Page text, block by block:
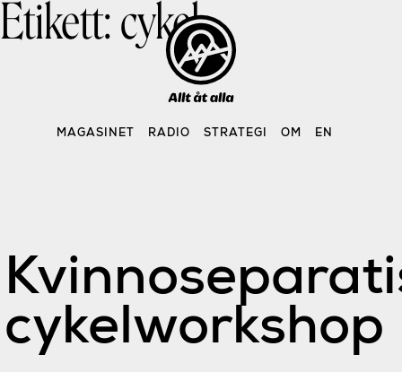
Skip
MAGASINET RADIO STRATEGI OM EN
Etikett:cykel
cykelworkshop